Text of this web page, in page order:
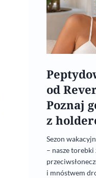
od
Poznaj
z
Sezon
– nasze torebki
i mnóstwem